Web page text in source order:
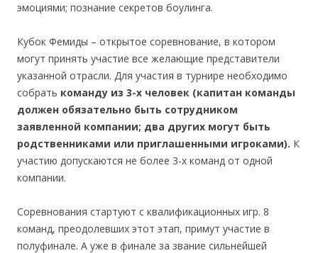
эмоциями; познание секретов боулинга.
Кубок Фемиды – открытое соревнование, в котором
могут принять участие все желающие представители
указанной отрасли. Для участия в турнире необходимо
собрать команду из 3-х человек (капитан команды
должен обязательно быть сотрудником
заявленной компании; два других могут быть
родственниками или приглашенными игроками). К
участию допускаются не более 3-х команд от одной
компании.
Соревнования стартуют с квалификационных игр. 8
команд, преодолевших этот этап, примут участие в
полуфинале. А уже в финале за звание сильнейшей